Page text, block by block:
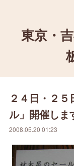
東京・
２４日・２
ル」開催しま
2008.05.20 01:23